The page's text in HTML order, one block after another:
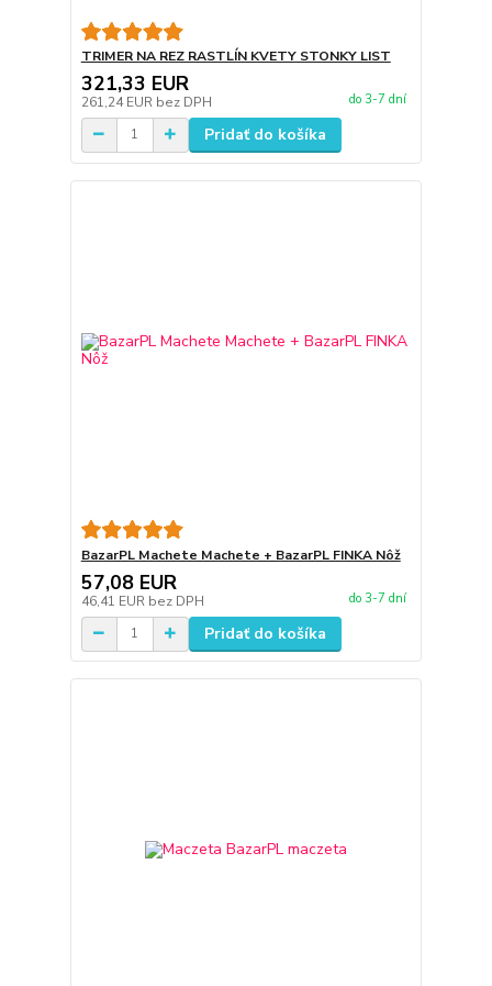
TRIMER NA REZ RASTLÍN KVETY STONKY LIST
321,33 EUR
261,24 EUR bez DPH do 3-7 dní
Pridať do košíka
BazarPL Machete Machete + BazarPL FINKA Nôž
57,08 EUR
46,41 EUR bez DPH do 3-7 dní
Pridať do košíka